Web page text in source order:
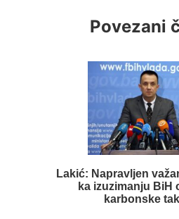
Povezani
Lakić: Napravljen
ka izuzimanju BiH
karbonske